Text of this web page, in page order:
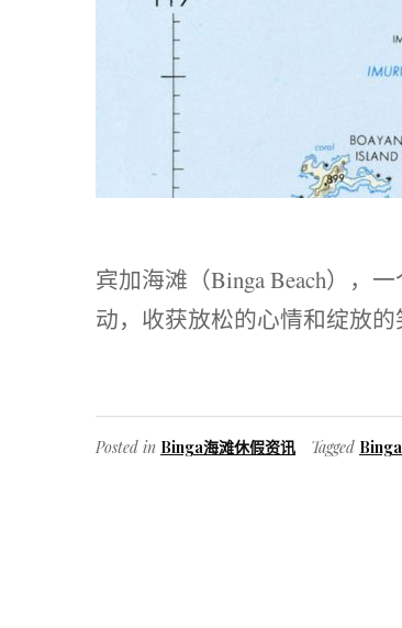
宾加海滩（Binga Beach），
动，收获放松的心情和绽放
Posted in Binga海滩休假资讯 Tagged